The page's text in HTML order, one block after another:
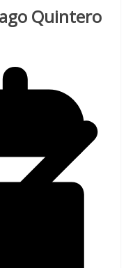
Quintero